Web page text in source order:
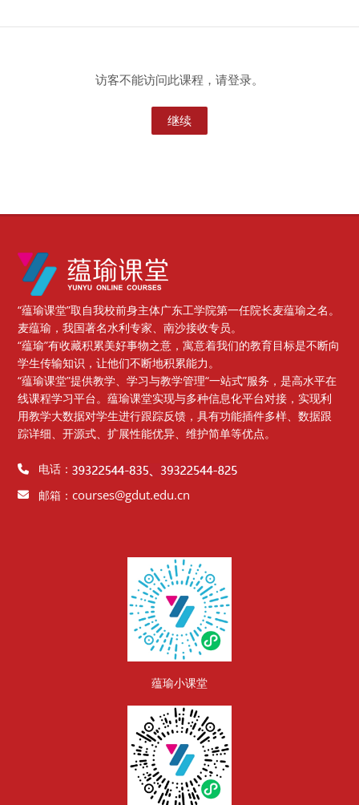
访客不能访问此课程，请登录。
继续
版块
“蕴瑜课堂”取自我校前身主体广东工学院第一任院长麦蕴瑜之名。
麦蕴瑜，我国著名水利专家、南沙接收专员。
“蕴瑜”有收藏积累美好事物之意，寓意着我们的教育目标是不断向
学生传输知识，让他们不断地积累能力。
“蕴瑜课堂”提供教学、学习与教学管理“一站式”服务，是高水平在
线课程学习平台。蕴瑜课堂实现与多种信息化平台对接，实现利
用教学大数据对学生进行跟踪反馈，具有功能插件多样、数据跟
踪详细、开源式、扩展性能优异、维护简单等优点。
电话：
邮箱：courses@gdut.edu.cn
蕴瑜小课堂